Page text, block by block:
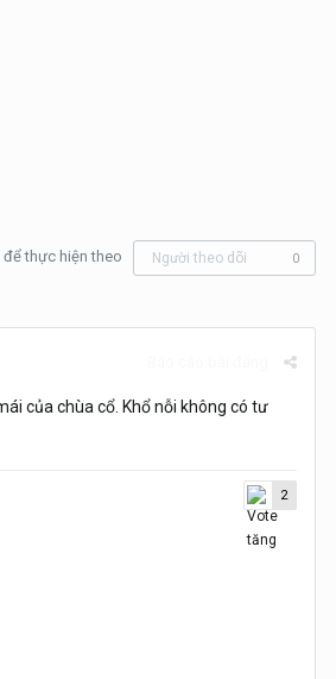
thực hiện theo Người theo dõi 0
của chùa cổ. Khổ nỗi không có tư
2